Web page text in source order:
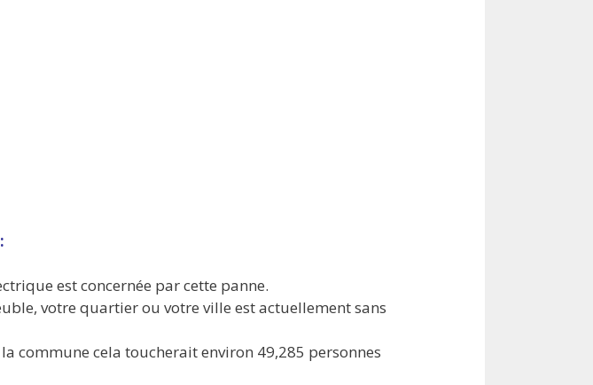
est concernée par cette panne.
votre quartier ou votre ville est actuellement sans
commune cela toucherait environ 49,285 personnes